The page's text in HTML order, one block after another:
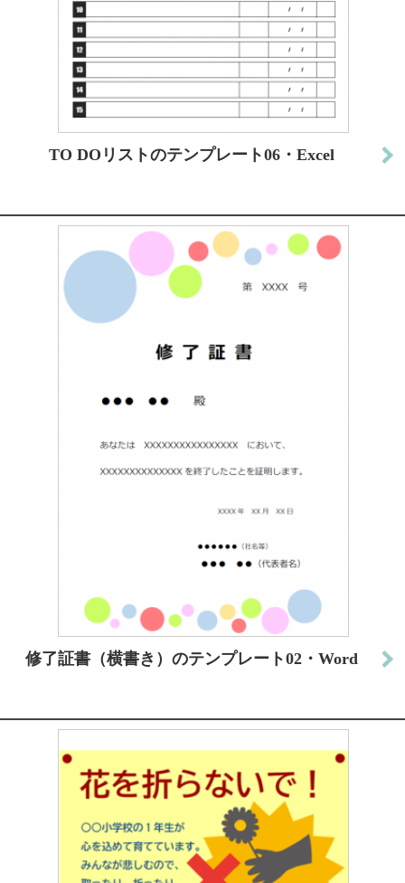
TO DOリストのテンプレート06・Excel
修了証書（横書き）のテンプレート02・Word